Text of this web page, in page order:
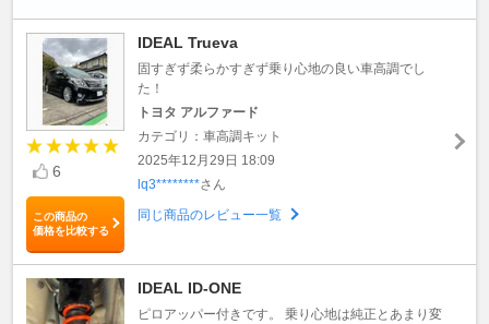
6
この商品の
価格を比較する
IDEAL Trueva
固すぎず柔らかすぎず乗り心地の良い車高調でし
た！
トヨタ アルファード
カテゴリ：車高調キット
2025年12月29日 18:09
lq3********さん
同じ商品のレビュー一覧
IDEAL ID-ONE
ピロアッパー付きです。 乗り心地は純正とあまり変